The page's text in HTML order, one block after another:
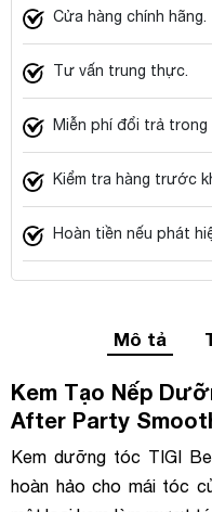
Cửa hàng chính hãng.
Tư vấn trung thực.
Miễn phí đổi trả trong
Kiểm tra hàng trước
Hoàn tiền nếu phát
Mô tả
Kem Tạo Nếp
After Party
Kem dưỡng tóc TIGI
hoàn hảo cho mái tóc